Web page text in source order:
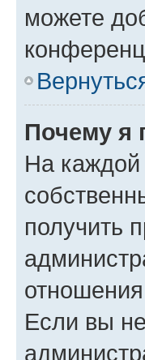
можете
Почему я
На каждой
получить
Если вы